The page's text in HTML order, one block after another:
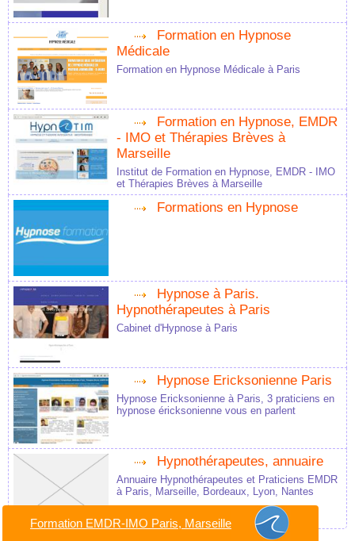
Formation en Hypnose
Médicale
Formation en Hypnose Médicale à Paris
Formation en Hypnose, EMDR
- IMO et Thérapies Brèves à
Marseille
Institut de Formation en Hypnose, EMDR - IMO
et Thérapies Brèves à Marseille
Formations en Hypnose
Hypnose à Paris.
Hypnothérapeutes à Paris
Cabinet d'Hypnose à Paris
Hypnose Ericksonienne Paris
Hypnose Ericksonienne à Paris, 3 praticiens en
hypnose éricksonienne vous en parlent
Hypnothérapeutes, annuaire
Annuaire Hypnothérapeutes et Praticiens EMDR
à Paris, Marseille, Bordeaux, Lyon, Nantes
Formation EMDR-IMO Paris, Marseille